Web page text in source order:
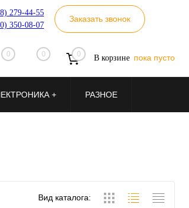
279-44-55
350-08-07
Заказать звонок
0 0 0 В корзине пока пусто
+ РАЗНОЕ
Вид каталога: